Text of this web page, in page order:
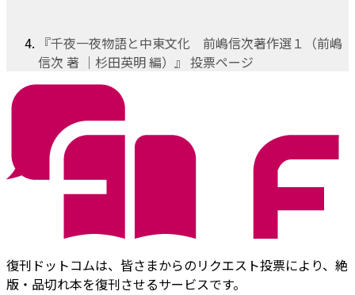
『千夜一夜物語と中東文化 前嶋信次著作選１（前嶋
信次 著 ｜杉田英明 編）』 投票ページ
復刊ドットコムは、皆さまからのリクエスト投票により、絶
版・品切れ本を復刊させるサービスです。